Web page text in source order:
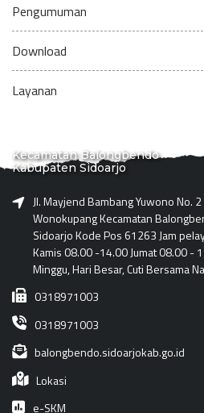
Pengumuman
Download
Layanan
Kecamatan Balongbendo
Kabupaten Sidoarjo
Jl. Mayjend Bambang Yuwono No.
Wonokupang Kecamatan
Sidoarjo Kode Pos 61263 Jam
Kamis 08.00 -14.00 Jumat 08.00 -
Minggu, Hari Besar, Cuti Bersama
0318971003
0318971003
balongbendo.sidoarjokab.go.id
Lokasi
e-SKM